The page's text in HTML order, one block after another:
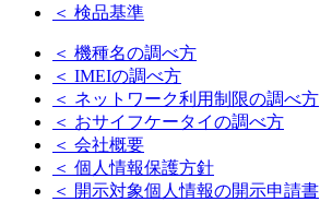
＜ 検品基準
＜ 機種名の調べ方
＜ IMEIの調べ方
＜ ネットワーク利用制限の調べ方
＜ おサイフケータイの調べ方
＜ 会社概要
＜ 個人情報保護方針
＜ 開示対象個人情報の開示申請書